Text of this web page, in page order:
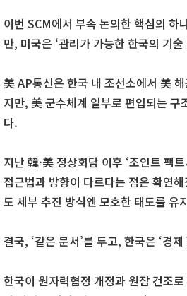
이번 SCM에서 부속 논의한 핵심의 하
만, 미국은 ‘관리가 가능한 한국의 기
美 AP통신은 한국 내 조선소에서 美
지만, 美 군수체계 일부로 편입되는
다.
지난 韓·美 정상회담 이후 ‘조인트
접근법과 방향이 다르다는 점은 확연
도 세부 추진 방식엔 모호한 태도를 유
결국, ‘같은 문서’를 두고, 한국은 ‘경
한국이 원자력협정 개정과 원잠 건조